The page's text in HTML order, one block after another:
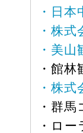
・日
・株
・美
・館
・株
・群
・ロ